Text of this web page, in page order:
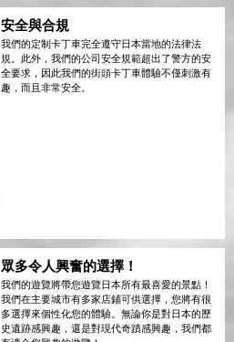
安全與合規
我們的定制卡丁車完全遵守日本當地的法律法
規。此外，我們的公司安全規範超出了警方的安
全要求，因此我們的街頭卡丁車體驗不僅刺激有
趣，而且非常安全。
眾多令人興奮的選擇！
我們的遊覽將帶您遊覽日本所有最喜愛的景點！
我們在主要城市有多家店鋪可供選擇，您將有很
多選擇來個性化您的體驗。無論你是對日本的歷
史遺跡感興趣，還是對現代奇蹟感興趣，我們都